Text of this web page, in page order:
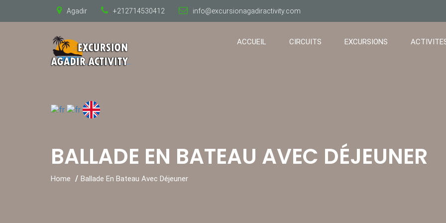
Agadir +212714530412 info@excursionagadiractivity.com
ACCUEIL CIRCUITS EXCURSIONS
BALLADE EN BATEAU AVEC DÉJEUNER
Home Ballade En Bateau Avec Déjeuner